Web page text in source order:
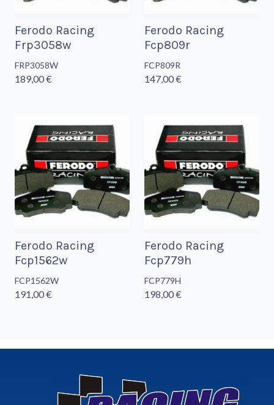
Ferodo Racing
Frp3058w
FRP3058W
189,00 €
Ferodo Racing
Fcp809r
FCP809R
147,00 €
Ferodo Racing
Fcp1562w
FCP1562W
191,00 €
Ferodo Racing
Fcp779h
FCP779H
198,00 €